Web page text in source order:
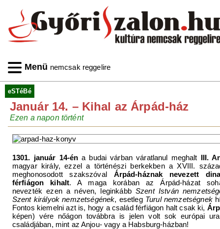
Menü nemcsak reggelire
eSTéBé
Január 14. – Kihal az Árpád-ház
Ezen a napon történt
1301. január 14-én a budai várban váratlanul meghalt III.
magyar király, ezzel a történészi berkekben a XVIII.
meghonosodott szakszóval Árpád-háznak nevezett
férfiágon kihalt. A maga korában az Árpád-házat
nevezték ezen a néven, leginkább Szent István
Szent királyok nemzetségének, esetleg Turul nemzetségnek
Fontos kiemelni azt is, hogy a család férfiágon halt csak ki,
képen) vére nőágon továbbra is jelen volt sok európai
családjában, mint az Anjou- vagy a Habsburg-házban!